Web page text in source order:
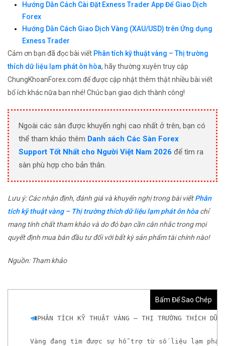
Hướng Dẫn Cách Cài Đặt Exness Trader App Để Giao Dịch
Forex
Hướng Dẫn Cách Giao Dịch Vàng (XAU/USD) trên Ứng dụng
Exness Trader
Cảm ơn bạn đã đọc bài viết Phân tích kỹ thuật vàng – Thị trường
thích dữ liệu lạm phát ôn hòa, hãy thường xuyên truy cập
ChungKhoanForex.com để được cập nhật thêm thật nhiều bài viết
bổ ích khác nữa bạn nhé! Chúc bạn giao dịch thành công!
Ngoài các sàn được khuyến nghị cao nhất ở trên, bạn có
thể tham khảo thêm Danh sách Các Sàn Forex
Support Tốt Nhất cho Người Việt Nam 2026 để tìm ra
sàn phù hợp cho bản thân.
Lưu ý: Các nhận định, đánh giá và khuyến nghị trong bài viếtPhân
tích kỹ thuật vàng – Thị trường thích dữ liệu lạm phát ôn hòa chỉ
mang tính chất tham khảo và do đó bạn cần cân nhắc trong mọi
quyết định mua bán đầu tư đối với bất kỳ sản phẩm tài chính nào!
Nguồn: Tham khảo
Bấm Để Sao Chép
PHÂN TÍCH KỸ THUẬT VÀNG – THỊ TRƯỜNG THÍCH DỮ
Vàng đang tìm được sự hỗ trợ từ số liệu lạm